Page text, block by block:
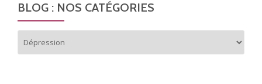
BLOG : NOS CATÉGORIES